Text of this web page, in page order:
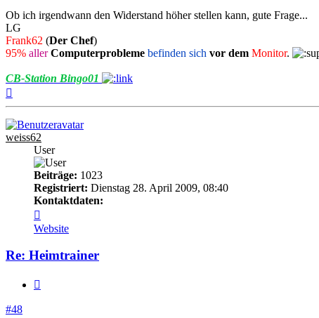
Ob ich irgendwann den Widerstand höher stellen kann, gute Frage...
LG
Frank62 (Der Chef)
95% aller Computerprobleme befinden sich vor dem Monitor.
CB-Station Bingo01
weiss62
User
Beiträge: 1023
Registriert: Dienstag 28. April 2009, 08:40
Kontaktdaten:
von
weiss62
Website
Re: Heimtrainer
#48